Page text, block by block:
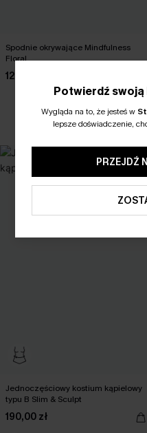
Spodnie okrywające Mindfulness
Floral
124,79 zł
Jednoczęściowy kostium kąpielowy
typu B Slim & Sculpt
190,00 zł
Potwierdź
Wygląda na to, że jesteś w
lepsze doświadczenie,
PRZEJDŹ